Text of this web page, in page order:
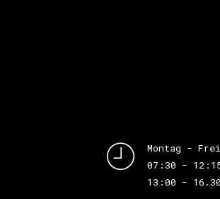
Montag -
07:30 -
13:00 - 16.30